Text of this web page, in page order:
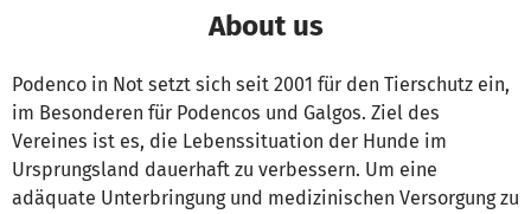
About us
Podenco in Not setzt sich seit 2001 für den Tierschutz ein,
im Besonderen für Podencos und Galgos. Ziel des
Vereines ist es, die Lebenssituation der Hunde im
Ursprungsland dauerhaft zu verbessern. Um eine
adäquate Unterbringung und medizinischen Versorgung zu